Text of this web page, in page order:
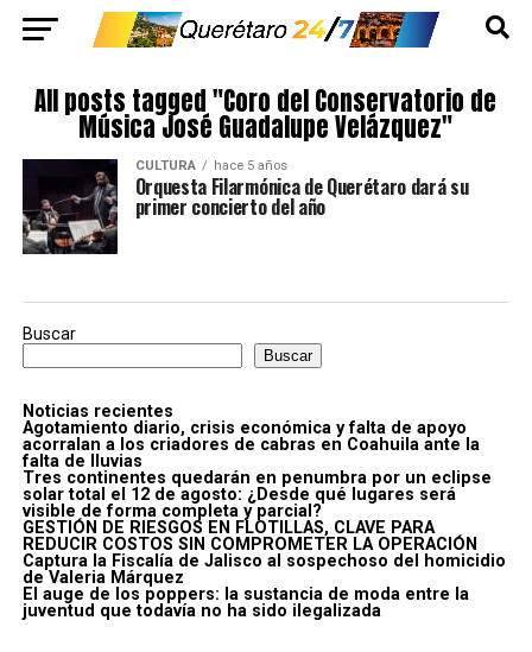
All posts tagged "Coro del Conservatorio de
Música José Guadalupe Velázquez"
CULTURA hace 5 años
Orquesta Filarmónica de Querétaro dará su
primer concierto del año
Buscar
Buscar
Noticias recientes
Agotamiento diario, crisis económica y falta de apoyo
acorralan a los criadores de cabras en Coahuila ante la
falta de lluvias
Tres continentes quedarán en penumbra por un eclipse
solar total el 12 de agosto: ¿Desde qué lugares será
visible de forma completa y parcial?
GESTIÓN DE RIESGOS EN FLOTILLAS, CLAVE PARA
REDUCIR COSTOS SIN COMPROMETER LA OPERACIÓN
Captura la Fiscalía de Jalisco al sospechoso del homicidio
de Valeria Márquez
El auge de los poppers: la sustancia de moda entre la
juventud que todavía no ha sido ilegalizada